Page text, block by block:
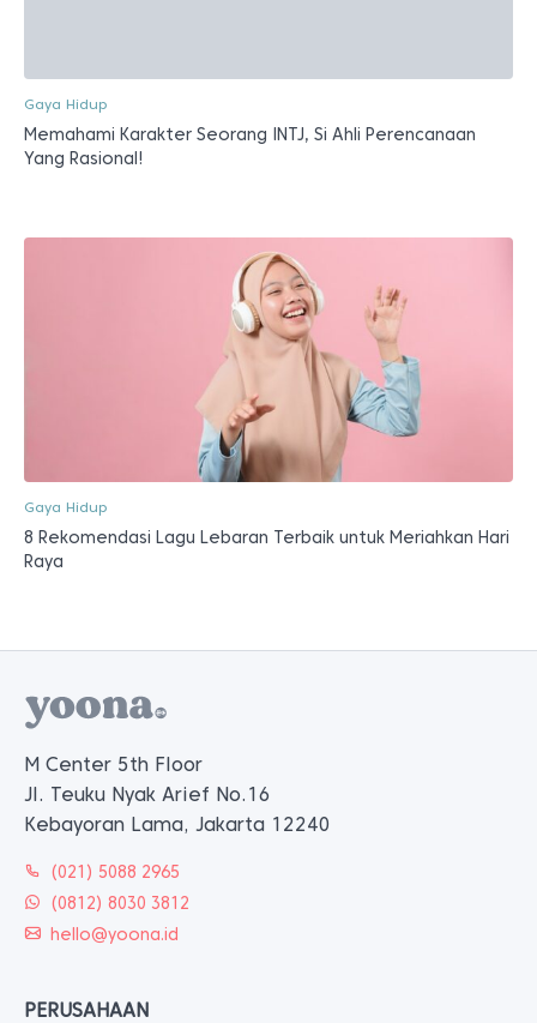
Gaya Hidup
Memahami Karakter Seorang INTJ, Si Ahli Perencanaan
Yang Rasional!
Gaya Hidup
8 Rekomendasi Lagu Lebaran Terbaik untuk Meriahkan Hari
Raya
M Center 5th Floor
Jl. Teuku Nyak Arief No.16
Kebayoran Lama, Jakarta 12240
(021) 5088 2965
(0812) 8030 3812
hello@yoona.id
PERUSAHAAN